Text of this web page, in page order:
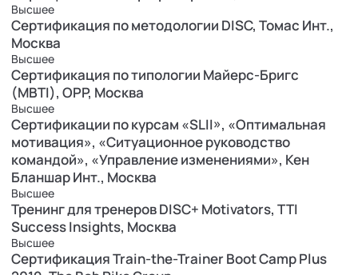
ING Bank
Ingrad
Invitro
Nissan
Pfizer
Philip Morris
Toyota
Альфа-Банк
Банк России
ВТБ Банк
Газпром медиа
Вымпелком
Газпромбанк
Лаборатория Касперского
Высшее
Сертификация по методологии DISC, Томас Инт.,
Москва
Высшее
Сертификация по типологии Майерс-Бригс
(MBTI), OPP, Москва
Высшее
Сертификации по курсам «SLII», «Оптимальная
мотивация», «Ситуационное руководство
командой», «Управление изменениями», Кен
Бланшар Инт., Москва
Высшее
Тренинг для тренеров DISC+ Motivators, TTI
Success Insights, Москва
Высшее
Сертификация Train-the-Trainer Boot Camp Plus